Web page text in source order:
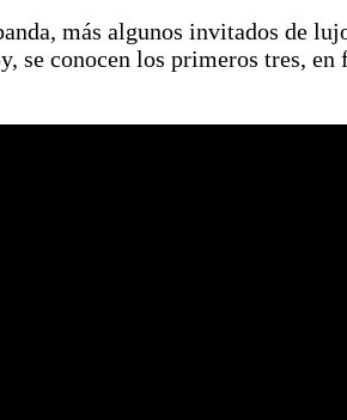
más algunos invitados de
se conocen los primeros tres,